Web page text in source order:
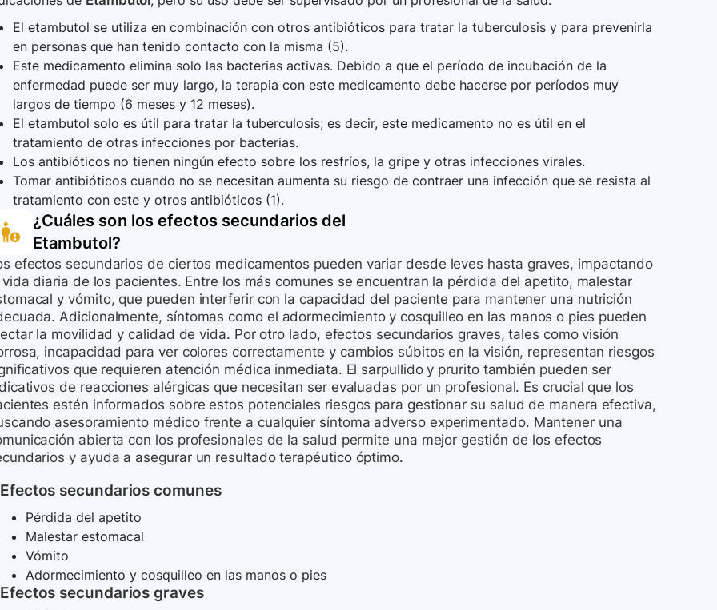
El etambutol se utiliza en combinación con otros antibióticos para tratar la tuberculosis y para prevenirla
en personas que han tenido contacto con la misma (5).
Este medicamento elimina solo las bacterias activas. Debido a que el período de incubación de la
enfermedad puede ser muy largo, la terapia con este medicamento debe hacerse por períodos muy
largos de tiempo (6 meses y 12 meses).
El etambutol solo es útil para tratar la tuberculosis; es decir, este medicamento no es útil en el
tratamiento de otras infecciones por bacterias.
Los antibióticos no tienen ningún efecto sobre los resfríos, la gripe y otras infecciones virales.
Tomar antibióticos cuando no se necesitan aumenta su riesgo de contraer una infección que se resista al
tratamiento con este y otros antibióticos (1).
¿Cuáles son los efectos secundarios del
Etambutol?
efectos secundarios de ciertos medicamentos pueden variar desde leves hasta graves, impactando
diaria de los pacientes. Entre los más comunes se encuentran la pérdida del apetito, malestar
y vómito, que pueden interferir con la capacidad del paciente para mantener una nutrición
Adicionalmente, síntomas como el adormecimiento y cosquilleo en las manos o pies pueden
la movilidad y calidad de vida. Por otro lado, efectos secundarios graves, tales como visión
incapacidad para ver colores correctamente y cambios súbitos en la visión, representan riesgos
que requieren atención médica inmediata. El sarpullido y prurito también pueden ser
de reacciones alérgicas que necesitan ser evaluadas por un profesional. Es crucial que los
estén informados sobre estos potenciales riesgos para gestionar su salud de manera efectiva,
asesoramiento médico frente a cualquier síntoma adverso experimentado. Mantener una
abierta con los profesionales de la salud permite una mejor gestión de los efectos
y ayuda a asegurar un resultado terapéutico óptimo.
Efectos secundarios comunes
Pérdida del apetito
Malestar estomacal
Vómito
Adormecimiento y cosquilleo en las manos o pies
Efectos secundarios graves